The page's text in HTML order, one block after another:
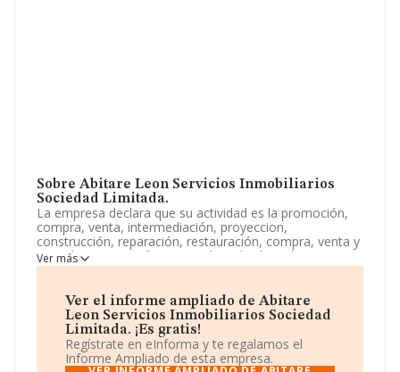
Sobre Abitare Leon Servicios Inmobiliarios
Sociedad Limitada.
La empresa declara que su actividad es la promoción,
compra, venta, intermediación, proyeccion,
construcción, reparación, restauración, compra, venta y
arrendamiento no financiero de toda clase de
edificaciones e inmuebles, ya sea viviendas locales o
Limitada. Tiene CNAE: 6811 - '%cnae%'. La sociedad no
tiene actividad en mercados exteriores.
La empresaAbitare Leon Servicios Inmobiliarios
Sociedad Limitada, B24520546, está situada en Calle
Ver más
Ver el informe ampliado de Abitare
Leon Servicios Inmobiliarios Sociedad
Limitada. ¡Es gratis!
Regístrate en eInforma y te regalamos el
Informe Ampliado de esta empresa.